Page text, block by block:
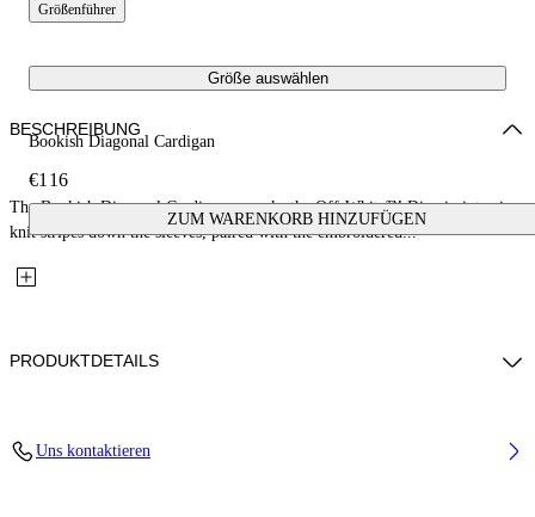
Größenführer
Größe auswählen
Bookish Diagonal Cardigan
€116
ZUM WARENKORB HINZUFÜGEN
BESCHREIBUNG
The Bookish Diagonal Cardigan reworks the Off-White™ Diag in intarsia
knit stripes down the sleeves, paired with the embroidered...
PRODUKTDETAILS
Uns kontaktieren